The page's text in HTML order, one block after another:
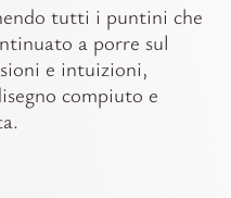
tutti i puntini che
a porre sul
e intuizioni,
compiuto e